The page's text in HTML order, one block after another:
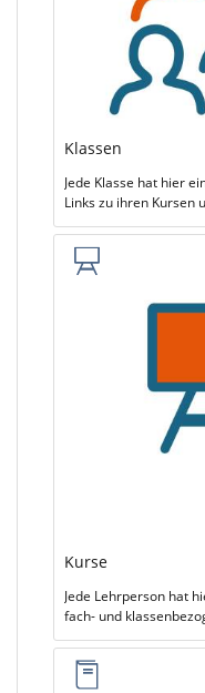
Klassen
Jede Klasse hat hier
Links zu ihren Kursen
Kurse
Jede Lehrperson hat
fach- und